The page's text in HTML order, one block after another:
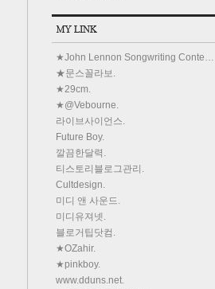
★John Lennon Songwriting
★문스꼴라보.
★29cm.
★@Vebourne.
라이브사이언스.
Future Boy.
깔끔한달력.
티스토리블로그관리.
Cultdesign.
미디 앤 사운드.
미디유져넷.
블로거팁닷컴.
★OZahir.
★pinkboy.
www.dduns.net.